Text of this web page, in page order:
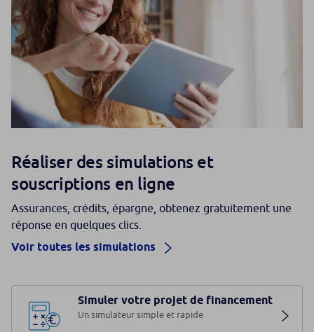
Réaliser des simulations et
souscriptions en ligne
Assurances, crédits, épargne, obtenez gratuitement une
réponse en quelques clics.
Voir toutes les simulations
Simuler votre projet de financement
Un simulateur simple et rapide